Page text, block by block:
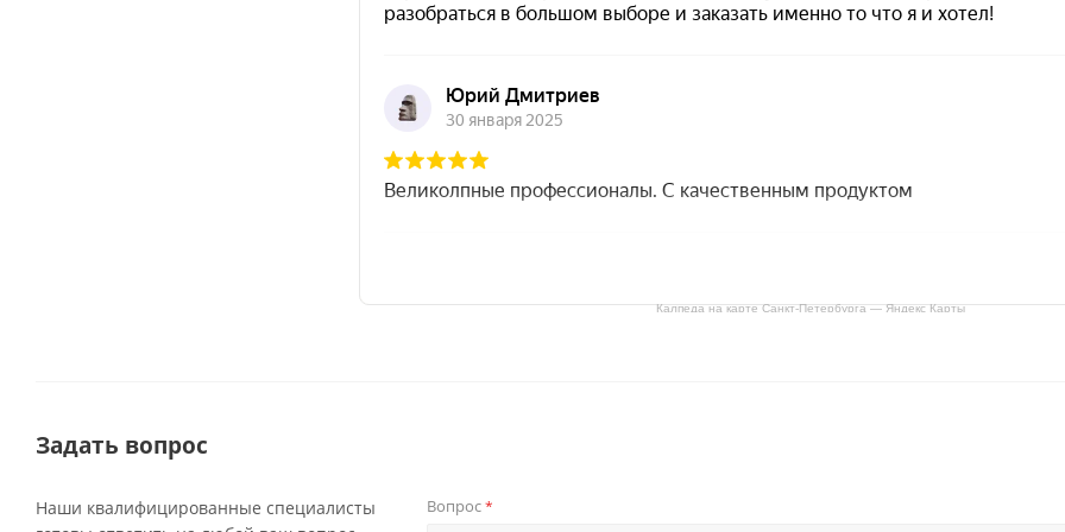
Калпеда на карте Санкт‑Петербурга — Яндекс Карты
Задать вопрос
Наши квалифицированные специалисты
Вопрос*